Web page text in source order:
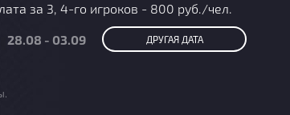
за 3, 4-го игроков - 800 руб./чел.
28.08 - 03.09 ДРУГАЯ ДАТА